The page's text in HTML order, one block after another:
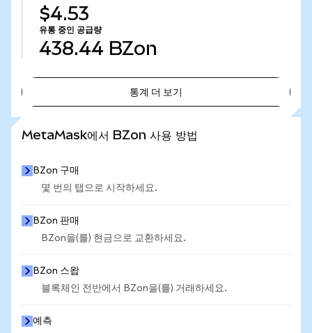
$4.53
유통 중인 공급량
438.44 BZon
통계 더 보기
MetaMask에서 BZon 사용 방법
BZon 구매
몇 번의 탭으로 시작하세요.
BZon 판매
BZon을(를) 현금으로 교환하세요.
BZon 스왑
블록체인 전반에서 BZon을(를) 거래하세요.
예측